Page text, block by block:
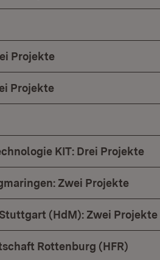
Projekte
Projekte
KIT: Drei Projekte
Zwei Projekte
(HdM): Zwei Projekte
Rottenburg (HFR)